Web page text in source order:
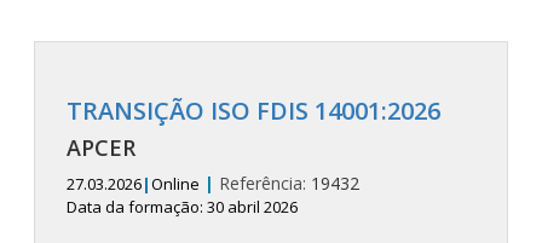
TRANSIÇÃO ISO FDIS 14001:2026
APCER
27.03.2026|Online | Referência: 19432
Data da formação: 30 abril 2026